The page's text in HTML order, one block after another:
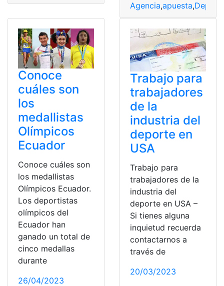
Agencia,apuesta,
Conoce
cuáles son
los
medallistas
Olímpicos
Ecuador
Conoce cuáles son
los medallistas
Olímpicos Ecuador.
Los deportistas
olímpicos del
Ecuador han
ganado un total de
cinco medallas
durante
26/04/2023
Trabajo para
trabajadores
de la
industria del
deporte en
USA
Trabajo para
trabajadores de la
industria del
deporte en USA –
Si tienes alguna
inquietud recuerda
contactarnos a
través de
20/03/2023